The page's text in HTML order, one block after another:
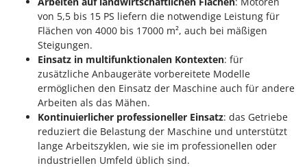
von 5,5 bis 15 PS liefern die notwendige Leistung für
Flächen von 4000 bis 17000 m², auch bei mäßigen
Steigungen.
Einsatz in multifunktionalen Kontexten: für
zusätzliche Anbaugeräte vorbereitete Modelle
ermöglichen den Einsatz der Maschine auch für andere
Arbeiten als das Mähen.
Kontinuierlicher professioneller Einsatz: das Getriebe
reduziert die Belastung der Maschine und unterstützt
lange Arbeitszyklen, wie sie im professionellen oder
industriellen Umfeld üblich sind.